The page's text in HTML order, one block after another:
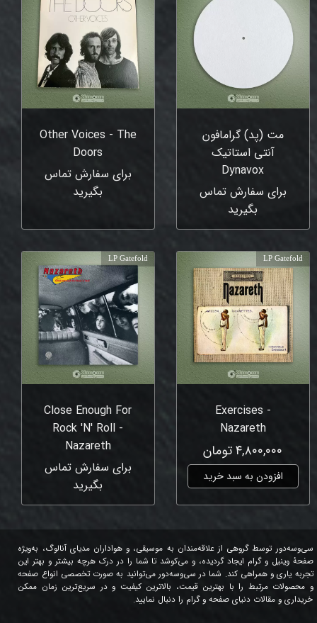
مت (پد) گرامافون
آنتی استاتیک
Dynavox
برای سفارش تماس
بگیرید
Other Voices - The
Doors
برای سفارش تماس
بگیرید
Exercises -
Nazareth
۴,۸۰۰,۰۰۰ تومان
افزودن به سبد خرید
LP Gatefold
Close Enough For
Rock 'N' Roll -
Nazareth
برای سفارش تماس
بگیرید
LP Gatefold
سی‌وسه‌دور توسط گروهی از علاقه‌مندان به موسیقی، و هواداران مدیای آنالوگ، به‌ویژه
صفحۀ وینیل و گرام ایجاد گردیده، و می‌کوشد تا شما را در درک هرچه بیشتر و بهتر این
تجربه یاری و همراهی کند. شما در سی‌وسه‌دور می‌توانید به صورت تخصصی انواع صفحه
و محصولات مرتبط را با بهترین قیمت، بالاترین کیفیت و در سریع‌ترین زمان ممکن
خریداری و مقالات دنیای صفحه و گرام را دنبال نمایید.